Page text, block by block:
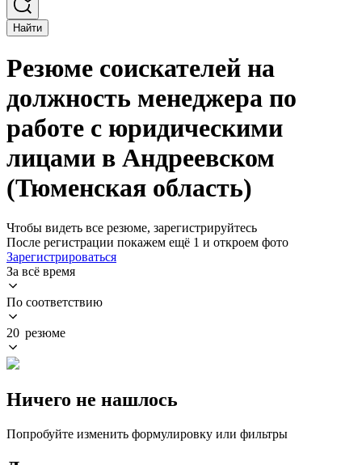
Найти
Резюме соискателей на
должность менеджера по
работе с юридическими
лицами в Андреевском
(Тюменская область)
Чтобы видеть все резюме, зарегистрируйтесь
После регистрации покажем ещё 1 и откроем фото
Зарегистрироваться
За всё время
По соответствию
20 резюме
Ничего не нашлось
Попробуйте изменить формулировку или фильтры